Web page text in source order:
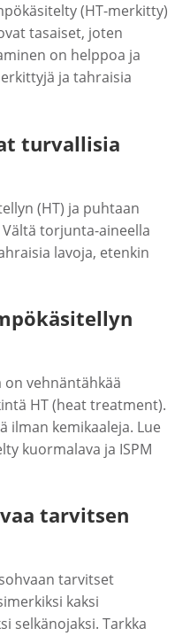
(HT-merkitty)
tasaiset, joten
on helppoa ja
ja tahraisia
turvallisia
(HT) ja puhtaan
torjunta-aineella
lavoja, etenkin
on vehnäntähkää
HT (heat treatment).
ilman kemikaaleja. Lue
kuormalava ja ISPM
tarvitsen
tarvitset
kaksi
selkänojaksi. Tarkka